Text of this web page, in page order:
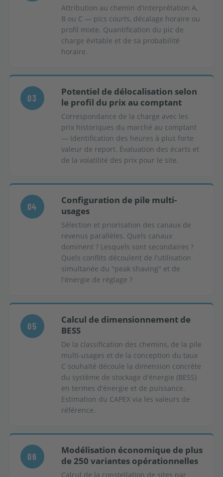
Attribution au chemin d'interprétation A,
B ou C — pics courts, décalage horaire ou
profil mixte. Quantification du pic de
charge évitable et de sa probabilité
horaire.
03
Potentiel de délocalisation selon
le profil du prix au comptant
Correspondance de la charge avec les
prix historiques du marché au comptant
— Identification des heures à plus forte
valeur de report. Évaluation des écarts et
de la volatilité des prix pour le site.
04
Configuration de pile multi-
usages
Sélection et priorisation des canaux de
revenus parallèles. Quels canaux
dominent ? Lesquels sont secondaires ?
Quels conflits découlent de l'utilisation
simultanée du "peak shaving" et de
l'énergie de réglage ?
05
Calcul de dimensionnement de
BESS
De la classification des chemins, de la pile
multi-usages et de la conception du taux
C souhaité découle la dimension concrète
du système de stockage d'énergie (BESS)
en termes d'énergie et de puissance.
Estimation du CAPEX via les valeurs de
référence.
06
Modélisation économique de plus
de 250 variantes opérationnelles
Calcul de la constellation de sites par